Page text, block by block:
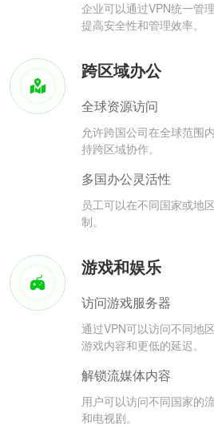
企业可以通过VPN统一管
提高安全性和管理效率。
跨区域办公
全球资源访问
允许跨国公司在全球范围
持跨区域协作。
多国办公灵活性
员工可以在不同国家或地
制。
游戏和娱乐
访问游戏服务器
通过VPN可以访问不同地
游戏内容和更低的延迟。
解锁流媒体内容
用户可以访问不同国家的
和电视剧。